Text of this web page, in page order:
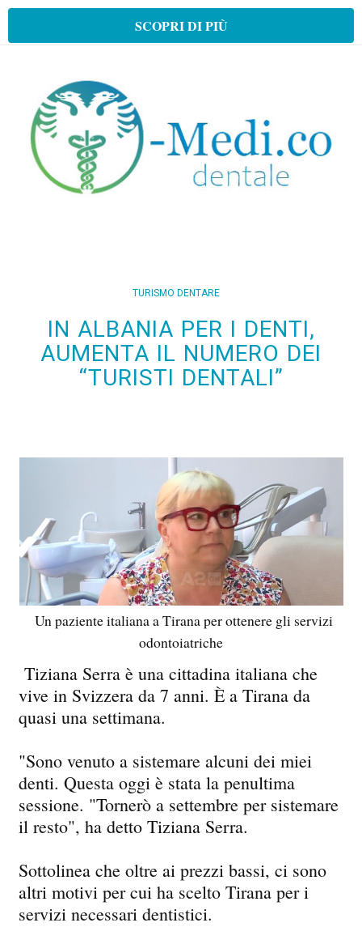
SCOPRI DI PIÙ
TURISMO DENTARE
IN ALBANIA PER I DENTI,
AUMENTA IL NUMERO DEI
“TURISTI DENTALI”
Un paziente italiana a Tirana per ottenere gli servizi
odontoiatriche
Tiziana Serra è una cittadina italiana che
vive in Svizzera da 7 anni. È a Tirana da
quasi una settimana.
"Sono venuto a sistemare alcuni dei miei
denti. Questa oggi è stata la penultima
sessione. "Tornerò a settembre per sistemare
il resto", ha detto Tiziana Serra.
Sottolinea che oltre ai prezzi bassi, ci sono
altri motivi per cui ha scelto Tirana per i
servizi necessari dentistici.